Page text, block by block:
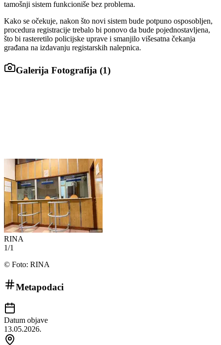
tamošnji sistem funkcioniše bez problema.
Kako se očekuje, nakon što novi sistem bude potpuno osposobljen,
procedura registracije trebalo bi ponovo da bude pojednostavljena,
što bi rasteretilo policijske uprave i smanjilo višesatna čekanja
građana na izdavanju registarskih nalepnica.
Galerija Fotografija (1)
RINA
1/1
© Foto: RINA
Metapodaci
Datum objave
13.05.2026.